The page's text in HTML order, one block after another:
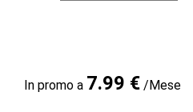
In promo a 7.99 €/Mese